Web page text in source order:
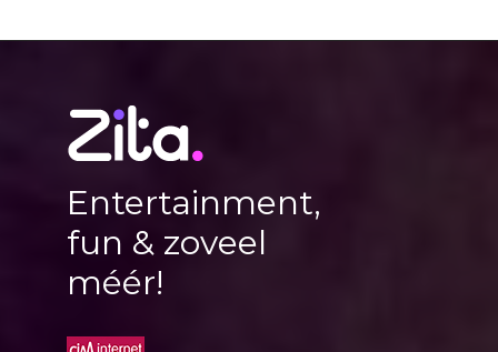
Entertainment,
fun & zoveel
méér!